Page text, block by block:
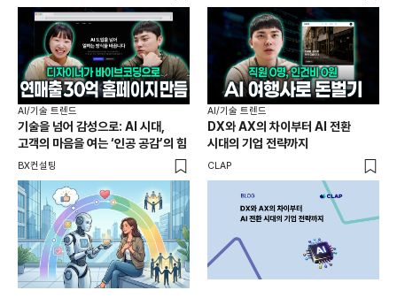
AI/기술 트렌드
기술을 넘어 감성으로: AI 시대,
고객의 마음을 여는 ‘인공 공감’의 힘
BX컨설팅
AI/기술 트렌드
DX와 AX의 차이부터 AI 전환
시대의 기업 전략까지
CLAP